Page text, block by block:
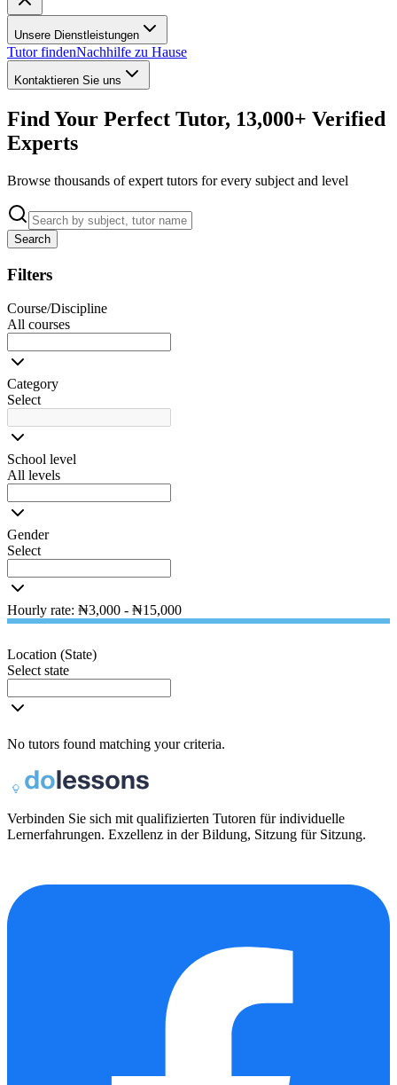
Unsere Dienstleistungen
Tutor findenNachhilfe zu Hause
Kontaktieren Sie uns
Find Your Perfect Tutor, 13,000+ Verified
Experts
Browse thousands of expert tutors for every subject and level
Search
Filters
Course/Discipline
All courses
Category
Select
School level
All levels
Gender
Select
Hourly rate: ₦3,000 - ₦15,000
Location (State)
Select state
No tutors found matching your criteria.
Verbinden Sie sich mit qualifizierten Tutoren für individuelle
Lernerfahrungen. Exzellenz in der Bildung, Sitzung für Sitzung.